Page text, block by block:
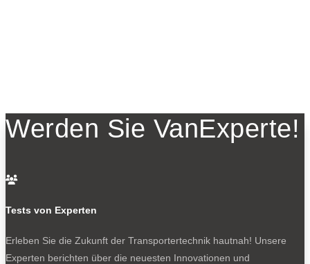
Werden Sie VanExperte!

Tests von Experten
Erleben Sie die Zukunft der Transportertechnik hautnah! Unsere
Experten berichten über die neuesten Innovationen und